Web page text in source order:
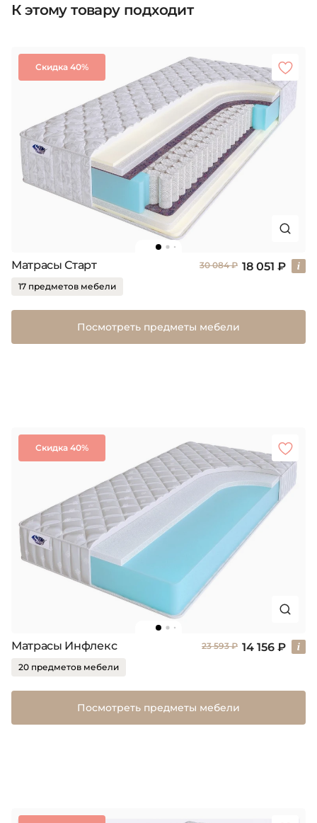
К этому товару подходит
Скидка 40%
Матрасы Старт 30 084 ₽ 18 051 ₽
17 предметов мебели
Посмотреть предметы мебели
Скидка 40%
Матрасы Инфлекс 23 593 ₽ 14 156 ₽
20 предметов мебели
Посмотреть предметы мебели